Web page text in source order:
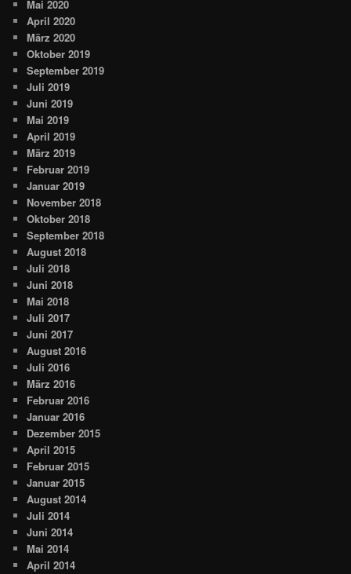
Mai 2020
April 2020
März 2020
Oktober 2019
September 2019
Juli 2019
Juni 2019
Mai 2019
April 2019
März 2019
Februar 2019
Januar 2019
November 2018
Oktober 2018
September 2018
August 2018
Juli 2018
Juni 2018
Mai 2018
Juli 2017
Juni 2017
August 2016
Juli 2016
März 2016
Februar 2016
Januar 2016
Dezember 2015
April 2015
Februar 2015
Januar 2015
August 2014
Juli 2014
Juni 2014
Mai 2014
April 2014